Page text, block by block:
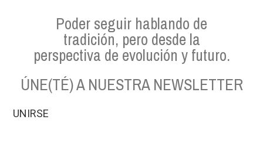
Poder seguir hablando de
tradición, pero desde la
perspectiva de evolución y futuro.
ÚNE(TÉ) A NUESTRA NEWSLETTER
UNIRSE